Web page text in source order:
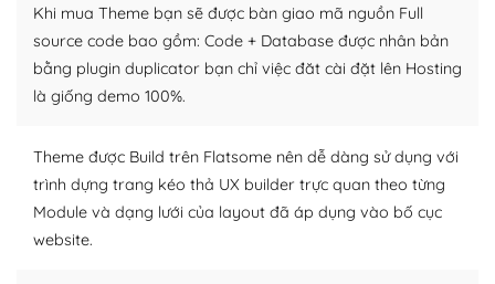
Cộng đồng sử dụng WordPress sẵn sàng hỗ trợ bạn
– Đa dạng plugin và themes
WordPress để tăng thêm các tính năng cần thiết. Có
nhiều plugin trả phí hoặc miễn phí.
Nhờ lượng người dùng đông đảo, thư viện themes và
plugin của WordPress rất phong phú. Bạn có thể thỏa
Khi mua Theme bạn sẽ được bàn giao mã nguồn Full
source code bao gồm: Code + Database được nhân bản
bằng plugin duplicator bạn chỉ việc đăt cài đặt lên Hosting
là giống demo 100%.
Theme được Build trên Flatsome nên dễ dàng sử dụng với
trình dựng trang kéo thả UX builder trực quan theo từng
Module và dạng lưới của layout đã áp dụng vào bố cục
website.